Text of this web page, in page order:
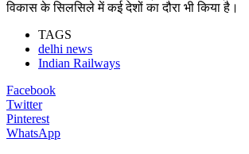
विकास के सिलसिले में कई देशों का दौरा भी किया है।
TAGS
delhi news
Indian Railways
Facebook
Twitter
Pinterest
WhatsApp